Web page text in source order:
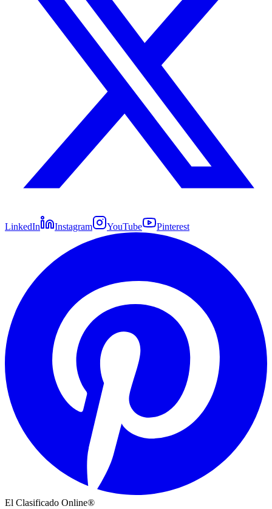
LinkedIn Instagram YouTube Pinterest
El Clasificado Online®